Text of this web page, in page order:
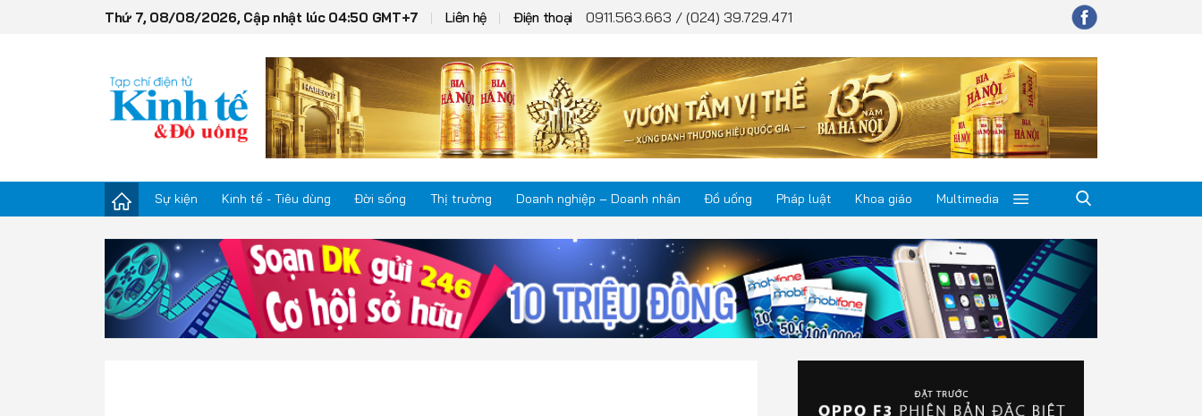
Thứ 7, 08/08/2026, Cập nhật lúc 04:50 GMT+7 Liên hệ Điện thoại 0911.563.663 / (024) 39.729.471
Sự kiện Kinh tế - Tiêu dùng Đời sống Thị trường Doanh nghiệp – Doanh nhân Đồ uống Pháp luật Khoa giáo Multimedia
Kinh tế - Tiêu dùng
Đời sống
Doanh nghiệp – Doanh nhân
Đồ uống
Khoa giáo
Multimedia